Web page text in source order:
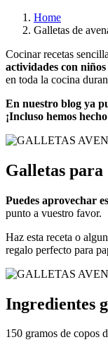
Home
Galletas de
Cocinar recetas
actividades con
en toda la cocina
En nuestro blog ya
¡Incluso hemos
Galletas para
Puedes aprovechar
punto a vuestro favor.
Haz esta receta o
regalo perfecto para
Ingredientes
150 gramos de copos